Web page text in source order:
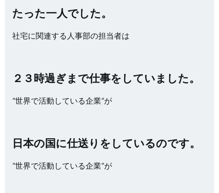
たった一人でした。
社宅に関連する人事部の担当者は
２３時過ぎまで仕事をしていました。
”世界で活動している企業”が
日本の国に仕送りをしているのです。
”世界で活動している企業”が